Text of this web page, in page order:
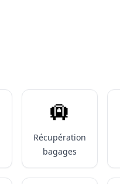
🛄
Récupération
bagages